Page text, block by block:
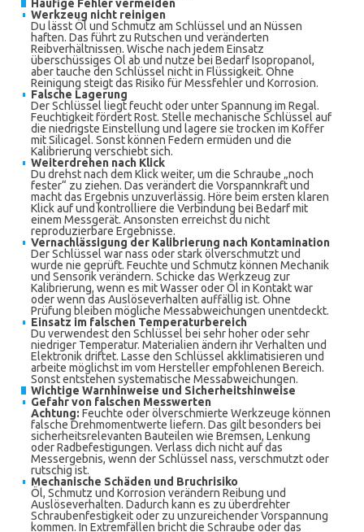
Häufige Fehler vermeiden
Werkzeug nicht reinigen
Du lässt Öl und Schmutz am Schlüssel und an Nüssen
haften. Das führt zu Rutschen und veränderten
Reibverhältnissen. Wische nach jedem Einsatz
überschüssiges Öl ab und nutze bei Bedarf Isopropanol,
aber tauche den Schlüssel nicht in Flüssigkeit. Ohne
Reinigung steigt das Risiko für Messfehler und Korrosion.
Falsche Lagerung
Der Schlüssel liegt feucht oder unter Spannung im Regal.
Feuchtigkeit fördert Rost. Stelle mechanische Schlüssel auf
die niedrigste Einstellung und lagere sie trocken im Koffer
mit Silicagel. Sonst können Federn ermüden und die
Kalibrierung verschiebt sich.
Weiterdrehen nach Klick
Du drehst nach dem Klick weiter, um die Schraube „noch
fester“ zu ziehen. Das verändert die Vorspannkraft und
macht das Ergebnis unzuverlässig. Höre beim ersten klaren
Klick auf und kontrolliere die Verbindung bei Bedarf mit
einem Messgerät. Ansonsten erreichst du nicht
reproduzierbare Ergebnisse.
Vernachlässigung der Kalibrierung nach Kontamination
Der Schlüssel war nass oder stark ölverschmutzt und
wurde nie geprüft. Feuchte und Schmutz können Mechanik
und Sensorik verändern. Schicke das Werkzeug zur
Kalibrierung, wenn es mit Wasser oder Öl in Kontakt war
oder wenn das Auslöseverhalten auffällig ist. Ohne
Prüfung bleiben mögliche Messabweichungen unentdeckt.
Einsatz im falschen Temperaturbereich
Du verwendest den Schlüssel bei sehr hoher oder sehr
niedriger Temperatur. Materialien ändern ihr Verhalten und
Elektronik driftet. Lasse den Schlüssel akklimatisieren und
arbeite möglichst im vom Hersteller empfohlenen Bereich.
Sonst entstehen systematische Messabweichungen.
Wichtige Warnhinweise und Sicherheitshinweise
Gefahr von falschen Messwerten
Achtung: Feuchte oder ölverschmierte Werkzeuge können
falsche Drehmomentwerte liefern. Das gilt besonders bei
sicherheitsrelevanten Bauteilen wie Bremsen, Lenkung
oder Radbefestigungen. Verlass dich nicht auf das
Messergebnis, wenn der Schlüssel nass, verschmutzt oder
rutschig ist.
Mechanische Schäden und Bruchrisiko
Öl, Schmutz und Korrosion verändern Reibung und
Auslöseverhalten. Dadurch kann es zu überdrehter
Schraubenfestigkeit oder zu unzureichender Vorspannung
kommen. In Extremfällen bricht die Schraube oder das